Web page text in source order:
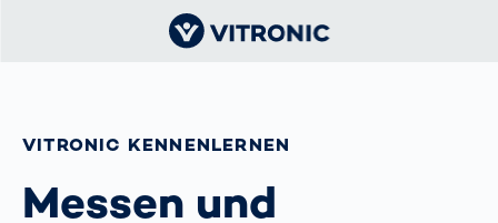
VITRONIC KENNENLERNEN
Messen und